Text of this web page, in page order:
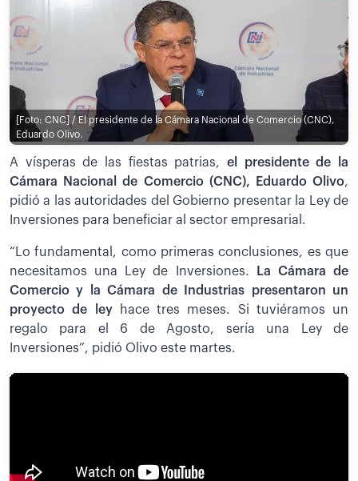
[Foto: CNC] / El presidente de la Cámara Nacional de Comercio (CNC),
Eduardo Olivo.
A vísperas de las fiestas patrias, el presidente de la
Cámara Nacional de Comercio (CNC), Eduardo Olivo,
pidió a las autoridades del Gobierno presentar la Ley de
Inversiones para beneficiar al sector empresarial.
“Lo fundamental, como primeras conclusiones, es que
necesitamos una Ley de Inversiones.
La Cámara de
Comercio y la Cámara de Industrias presentaron un
proyecto de leyhace tres meses. Si tuviéramos un
regalo para el 6 de Agosto, sería una Ley de
Inversiones”, pidió Olivo este martes.